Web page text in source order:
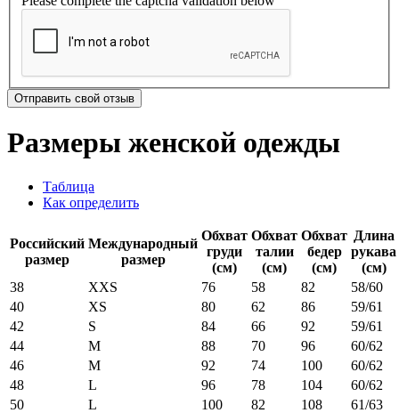
Отправить свой отзыв
Размеры женской одежды
Таблица
Как определить
Российский
размер
Международный
размер
Обхват
груди
(см)
Обхват
талии
(см)
Обхват
бедер
(см)
Длина
рукава
(см)
38
XXS 76 58 82
58/60
40
XS 80 62 86
59/61
42
S 84 66 92
59/61
44
M 88 70 96
60/62
46
M 92 74 100
60/62
48
L 96 78 104
60/62
50
L 100 82 108
61/63